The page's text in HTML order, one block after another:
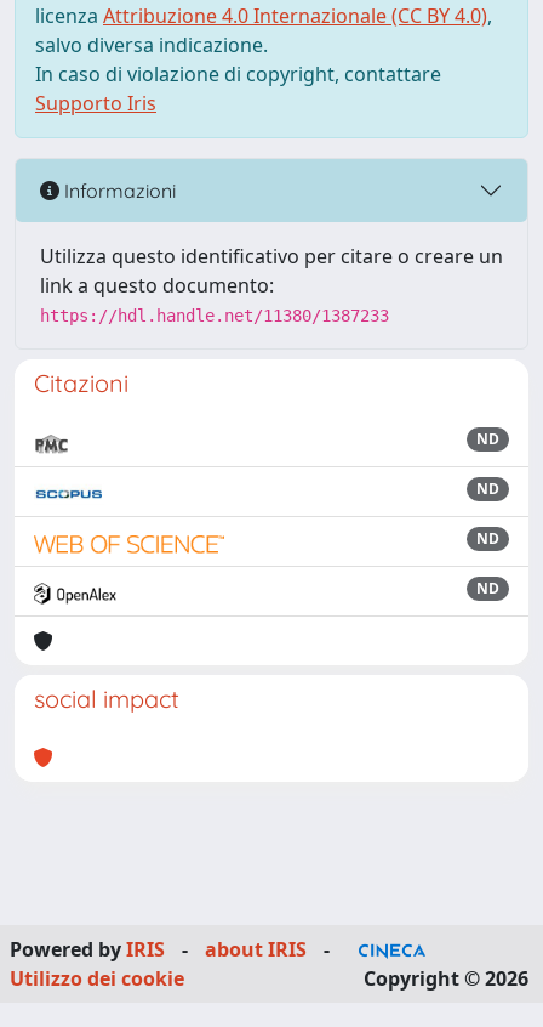
licenza Attribuzione 4.0 Internazionale (CC BY 4.0),
salvo diversa indicazione.
In caso di violazione di copyright, contattare
Supporto Iris
Informazioni
Utilizza questo identificativo per citare o creare un
link a questo documento:
https://hdl.handle.net/11380/1387233
Citazioni
ND
ND
ND
ND
social impact
Powered byIRIS - about IRIS
-
Utilizzo dei cookie
Copyright © 2026